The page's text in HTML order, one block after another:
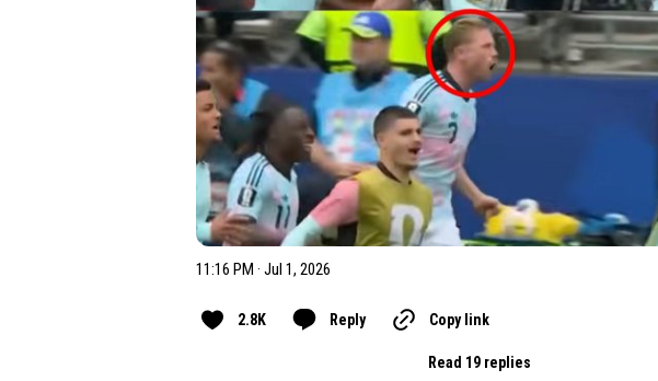
11:16 PM · Jul 1, 2026
2.8K Reply Copy link
Read 19 replies